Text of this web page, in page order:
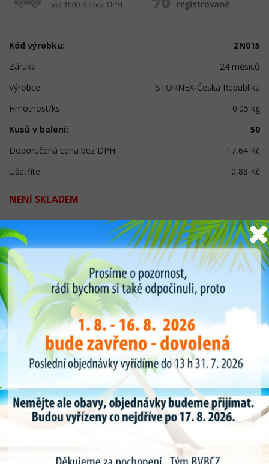
Kód výrobku:
ZN015
Záruka:
24 měsíců
Výrobce:
STORNEX-Česká Republika
Hmotnost/ks:
0.05 kg
Kusů v balení:
50
Doporučená cena bez DPH:
17,64 Kč
Ušetříte:
0,88 Kč
NENÍ SKLADEM
16,76 Kč bez DPH
HLÍDAT DOSTUPNOST
Popis produktu
Určeno pro dušové disky Tatra,Liaz přední strana disku